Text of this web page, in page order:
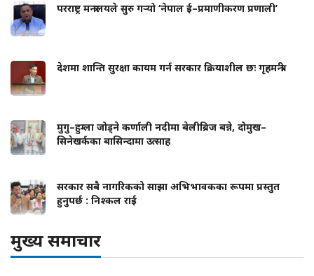
परराष्ट्र मन्त्रालयले सुरु गर्‍यो ‘नेपाल ई–प्रमाणीकरण प्रणाली’
देशमा शान्ति सुरक्षा कायम गर्न सरकार क्रियाशील छः गृहमन्त्री
मुगु–हुम्ला जोड्ने कर्णाली नदीमा बेलीब्रिज बन्ने, दोमुख–
सिनेखर्कका बासिन्दामा उत्साह
सरकार सबै नागरिकको साझा अभिभावकका रूपमा प्रस्तुत
हुनुपर्छ : निश्कल राई
मुख्य समाचार